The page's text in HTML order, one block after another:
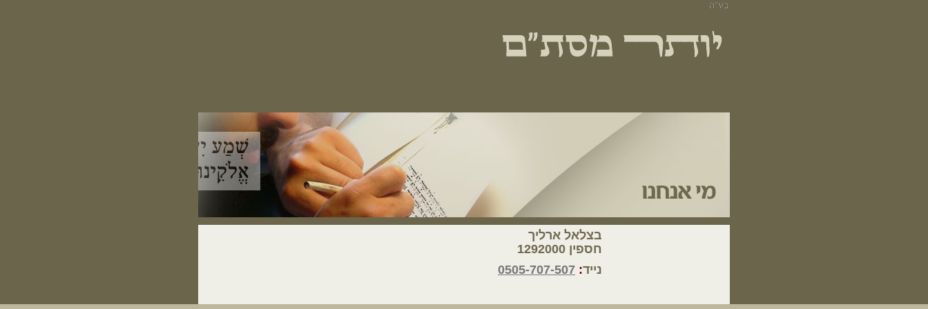
בצלאל ארליך
חספין 1292000
נייד:
0505-707-507